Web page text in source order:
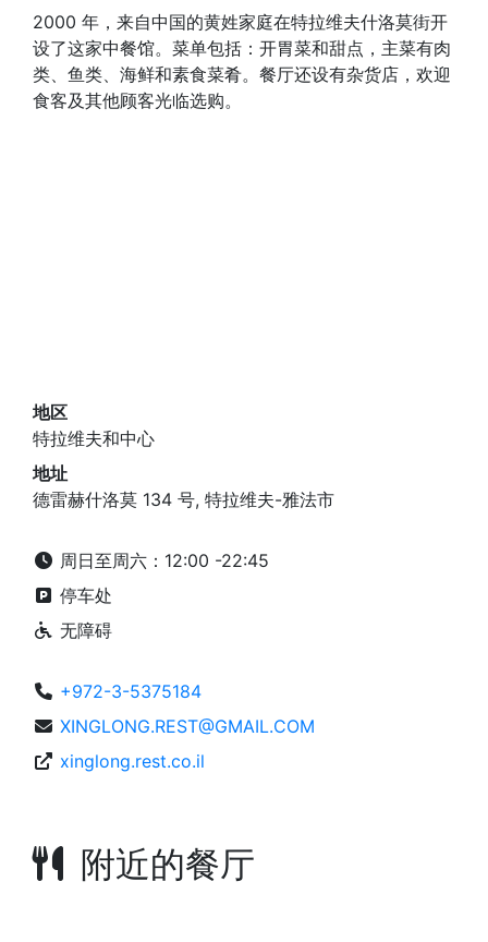
2000 年，来自中国的黄姓家庭在特拉维夫什洛莫街开
设了这家中餐馆。菜单包括：开胃菜和甜点，主菜有肉
类、鱼类、海鲜和素食菜肴。餐厅还设有杂货店，欢迎
食客及其他顾客光临选购。
地区
特拉维夫和中心
地址
德雷赫什洛莫 134 号, 特拉维夫-雅法市
周日至周六：12:00 -22:45
停车处
无障碍
+972-3-5375184
XINGLONG.REST@GMAIL.COM
xinglong.rest.co.il
附近的餐厅